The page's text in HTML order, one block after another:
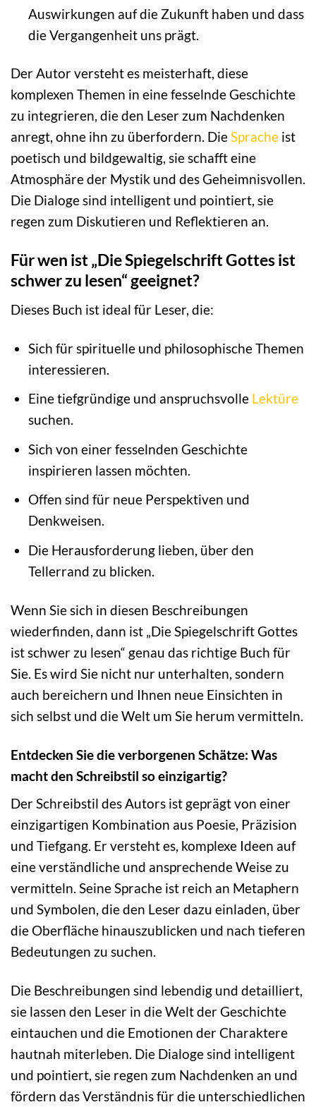
Auswirkungen auf die Zukunft haben und dass
die Vergangenheit uns prägt.
Der Autor versteht es meisterhaft, diese
komplexen Themen in eine fesselnde Geschichte
zu integrieren, die den Leser zum Nachdenken
anregt, ohne ihn zu überfordern. DieSprache ist
poetisch und bildgewaltig, sie schafft eine
Atmosphäre der Mystik und des Geheimnisvollen.
Die Dialoge sind intelligent und pointiert, sie
regen zum Diskutieren und Reflektieren an.
Für wen ist „Die Spiegelschrift Gottes ist
schwer zu lesen“ geeignet?
Dieses Buch ist ideal für Leser, die:
Sich für spirituelle und philosophische Themen
interessieren.
Eine tiefgründige und anspruchsvolle Lektüre
suchen.
Sich von einer fesselnden Geschichte
inspirieren lassen möchten.
Offen sind für neue Perspektiven und
Denkweisen.
Die Herausforderung lieben, über den
Tellerrand zu blicken.
Wenn Sie sich in diesen Beschreibungen
wiederfinden, dann ist „Die Spiegelschrift Gottes
ist schwer zu lesen“ genau das richtige Buch für
Sie. Es wird Sie nicht nur unterhalten, sondern
auch bereichern und Ihnen neue Einsichten in
sich selbst und die Welt um Sie herum vermitteln.
Entdecken Sie die verborgenen Schätze: Was
macht den Schreibstil so einzigartig?
Der Schreibstil des Autors ist geprägt von einer
einzigartigen Kombination aus Poesie, Präzision
und Tiefgang. Er versteht es, komplexe Ideen auf
eine verständliche und ansprechende Weise zu
vermitteln. Seine Sprache ist reich an Metaphern
und Symbolen, die den Leser dazu einladen, über
die Oberfläche hinauszublicken und nach tieferen
Bedeutungen zu suchen.
Die Beschreibungen sind lebendig und detailliert,
sie lassen den Leser in die Welt der Geschichte
eintauchen und die Emotionen der Charaktere
hautnah miterleben. Die Dialoge sind intelligent
und pointiert, sie regen zum Nachdenken an und
fördern das Verständnis für die unterschiedlichen